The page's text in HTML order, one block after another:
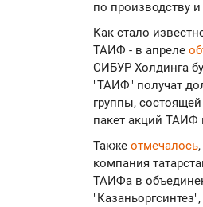
по производству
Как стало
ТАИФ - в апреле
СИБУР Холдинга
"ТАИФ" получат
группы,
пакет акций ТАИФ
Также отмечалось
компания
ТАИФа в